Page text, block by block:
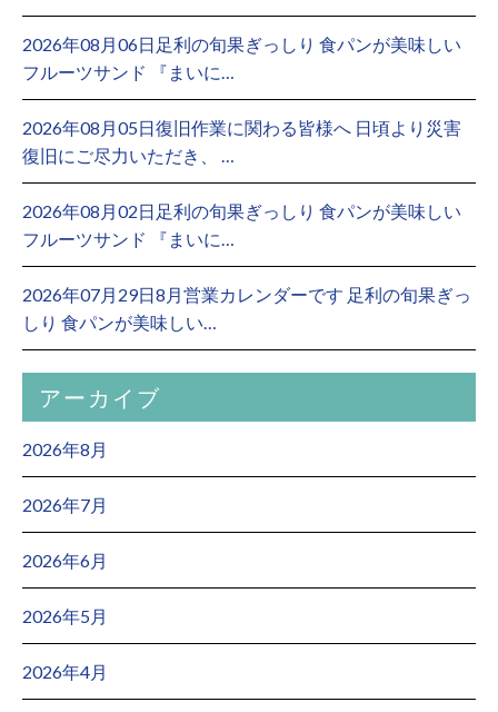
2026年08月06日足利の旬果ぎっしり 食パンが美味しい
フルーツサンド 『まいに…
2026年08月05日復旧作業に関わる皆様へ 日頃より災害
復旧にご尽力いただき、 …
2026年08月02日足利の旬果ぎっしり 食パンが美味しい
フルーツサンド 『まいに…
2026年07月29日8月営業カレンダーです 足利の旬果ぎっ
しり 食パンが美味しい…
アーカイブ
2026年8月
2026年7月
2026年6月
2026年5月
2026年4月